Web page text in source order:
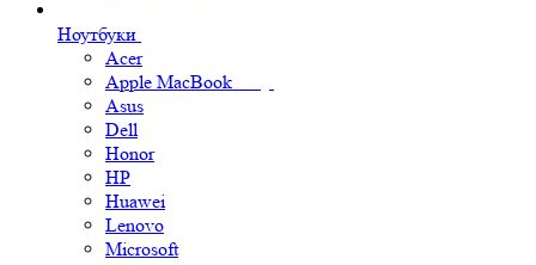
Ноутбуки
Acer
Apple MacBook
Asus
Dell
Honor
HP
Huawei
Lenovo
Microsoft